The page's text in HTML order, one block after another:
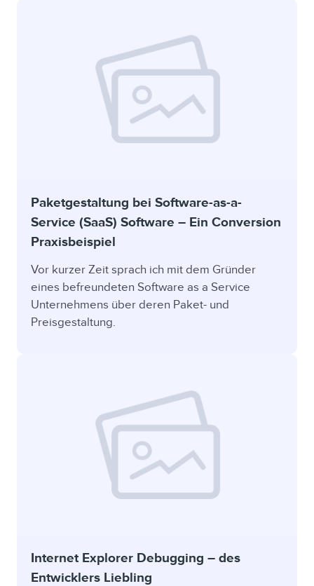
Paketgestaltung bei Software-as-a-
Service (SaaS) Software – Ein Conversion
Praxisbeispiel
Vor kurzer Zeit sprach ich mit dem Gründer
eines befreundeten Software as a Service
Unternehmens über deren Paket- und
Preisgestaltung.
Internet Explorer Debugging – des
Entwicklers Liebling